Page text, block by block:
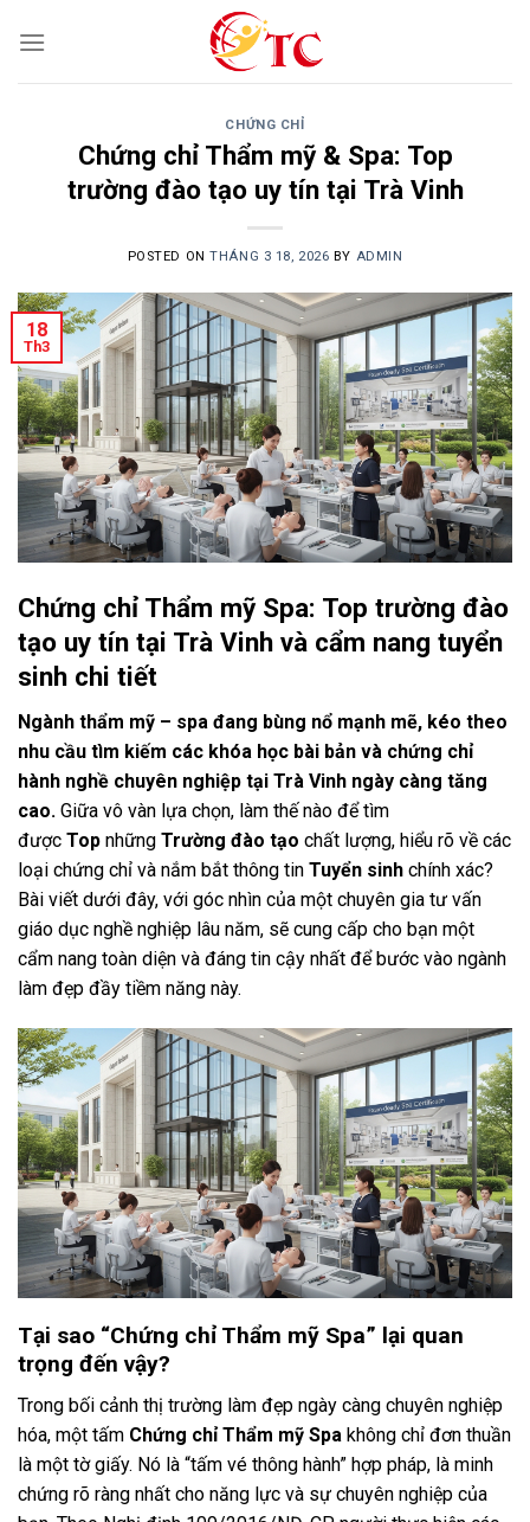
CHỨNG CHỈ
Chứng chỉ Thẩm mỹ & Spa: Top
trường đào tạo uy tín tại Trà Vinh
POSTED ONTHÁNG 3 18, 2026 BY ADMIN
18
Th3
Chứng chỉ Thẩm mỹ Spa: Top trường đào
tạo uy tín tại Trà Vinh và cẩm nang tuyển
sinh chi tiết
Ngành thẩm mỹ – spa đang bùng nổ mạnh mẽ, kéo theo
nhu cầu tìm kiếm các khóa học bài bản và chứng chỉ
hành nghề chuyên nghiệp tại Trà Vinh ngày càng tăng
cao. Giữa vô vàn lựa chọn, làm thế nào để tìm
được Top những Trường đào tạo chất lượng, hiểu rõ về các
loại chứng chỉ và nắm bắt thông tin Tuyển sinh chính xác?
Bài viết dưới đây, với góc nhìn của một chuyên gia tư vấn
giáo dục nghề nghiệp lâu năm, sẽ cung cấp cho bạn một
cẩm nang toàn diện và đáng tin cậy nhất để bước vào ngành
làm đẹp đầy tiềm năng này.
Tại sao “Chứng chỉ Thẩm mỹ Spa” lại quan
trọng đến vậy?
Trong bối cảnh thị trường làm đẹp ngày càng chuyên nghiệp
hóa, một tấm Chứng chỉ Thẩm mỹ Spa không chỉ đơn thuần
là một tờ giấy. Nó là “tấm vé thông hành” hợp pháp, là minh
chứng rõ ràng nhất cho năng lực và sự chuyên nghiệp của